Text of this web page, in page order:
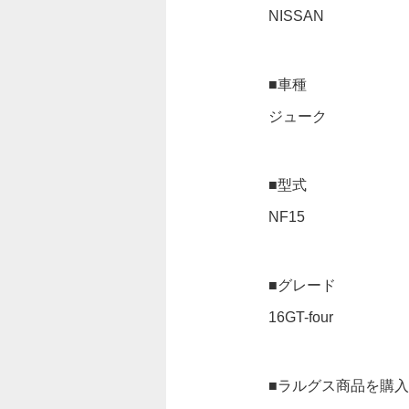
NISSAN
■車種
ジューク
■型式
NF15
■グレード
16GT-four
■ラルグス商品を購